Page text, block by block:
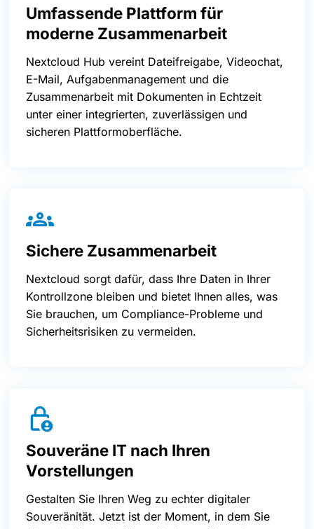
Umfassende Plattform für
moderne Zusammenarbeit
Nextcloud Hub vereint Dateifreigabe, Videochat,
E-Mail, Aufgabenmanagement und die
Zusammenarbeit mit Dokumenten in Echtzeit
unter einer integrierten, zuverlässigen und
sicheren Plattformoberfläche.
Sichere Zusammenarbeit
Nextcloud sorgt dafür, dass Ihre Daten in Ihrer
Kontrollzone bleiben und bietet Ihnen alles, was
Sie brauchen, um Compliance-Probleme und
Sicherheitsrisiken zu vermeiden.
Souveräne IT nach Ihren
Vorstellungen
Gestalten Sie Ihren Weg zu echter digitaler
Souveränität. Jetzt ist der Moment, in dem Sie